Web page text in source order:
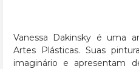
Vanessa Dakinsky é uma
Artes Plásticas. Suas
imaginário e apresentam